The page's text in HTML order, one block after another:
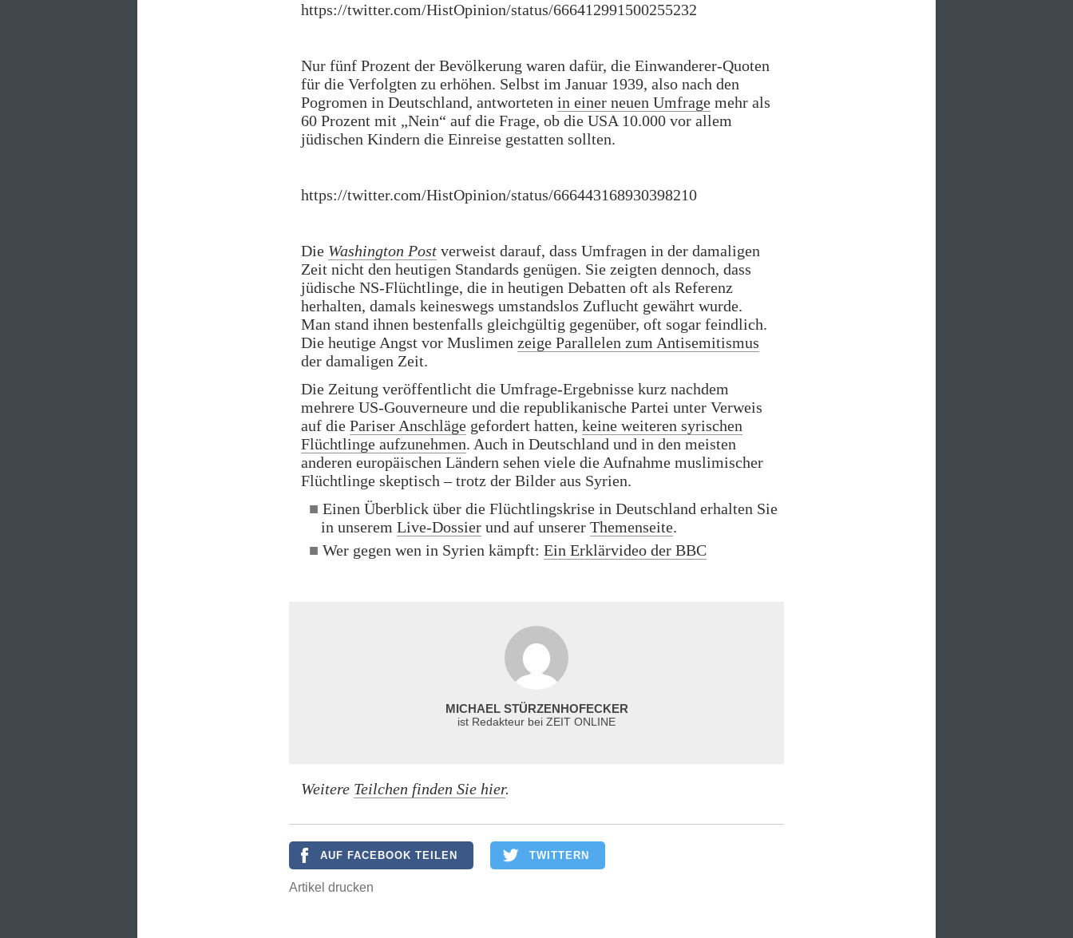
https://twitter.com/HistOpinion/status/666412991500255232
Nur fünf Prozent der Bevölkerung waren dafür, die Einwanderer-Quoten
für die Verfolgten zu erhöhen. Selbst im Januar 1939, also nach den
Pogromen in Deutschland, antworteten in einer neuen Umfrage mehr als
60 Prozent mit „Nein“ auf die Frage, ob die USA 10.000 vor allem
jüdischen Kindern die Einreise gestatten sollten.
https://twitter.com/HistOpinion/status/666443168930398210
Die Washington Post verweist darauf, dass Umfragen in der damaligen
Zeit nicht den heutigen Standards genügen. Sie zeigten dennoch, dass
jüdische NS-Flüchtlinge, die in heutigen Debatten oft als Referenz
herhalten, damals keineswegs umstandslos Zuflucht gewährt wurde.
Man stand ihnen bestenfalls gleichgültig gegenüber, oft sogar feindlich.
Die heutige Angst vor Muslimen zeige Parallelen zum Antisemitismus
der damaligen Zeit.
Die Zeitung veröffentlicht die Umfrage-Ergebnisse kurz nachdem
mehrere US-Gouverneure und die republikanische Partei unter Verweis
auf die Pariser Anschläge gefordert hatten, keine weiteren syrischen
Flüchtlinge aufzunehmen. Auch in Deutschland und in den meisten
anderen europäischen Ländern sehen viele die Aufnahme muslimischer
Flüchtlinge skeptisch – trotz der Bilder aus Syrien.
Einen Überblick über die Flüchtlingskrise in Deutschland erhalten Sie
in unserem Live-Dossier und auf unserer Themenseite.
Wer gegen wen in Syrien kämpft: Ein Erklärvideo der BBC
MICHAEL STÜRZENHOFECKER
ist Redakteur bei ZEIT ONLINE
Weitere Teilchen finden Sie hier.
AUF FACEBOOK TEILEN TWITTERN
Artikel drucken